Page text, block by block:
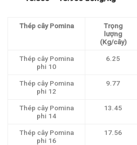
Thép cây Pomina
Trọng
lượng
(Kg/cây)
Thép cây Pomina
phi 10
6.25
Thép cây Pomina
phi 12
9.77
Thép cây Pomina
phi 14
13.45
Thép cây Pomina
phi 16
17.56